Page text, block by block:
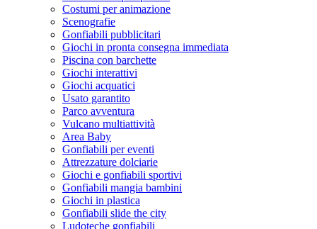
Costumi per animazione
Scenografie
Gonfiabili pubblicitari
Giochi in pronta consegna immediata
Piscina con barchette
Giochi interattivi
Giochi acquatici
Usato garantito
Parco avventura
Vulcano multiattività
Area Baby
Gonfiabili per eventi
Attrezzature dolciarie
Giochi e gonfiabili sportivi
Gonfiabili mangia bambini
Giochi in plastica
Gonfiabili slide the city
Ludoteche gonfiabili